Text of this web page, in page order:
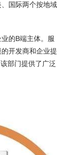
国际两个按地域
的B端主体。服
开发商和企业提
部门提供了广泛